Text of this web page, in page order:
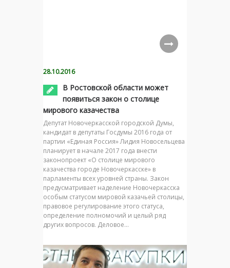
28.10.2016
В Ростовской области может
появиться закон о столице
мирового казачества
Депутат Новочеркасской городской Думы,
кандидат в депутаты Госдумы 2016 года от
партии «Единая Россия» Лидия Новосельцева
планирует в начале 2017 года внести
законопроект «О столице мирового
казачества городе Новочеркасске» в
парламенты всех уровней страны. Закон
предусматривает наделение Новочеркасска
особым статусом мировой казачьей столицы,
правовое регулирование этого статуса,
определение полномочий и целый ряд
других вопросов. Деловое…